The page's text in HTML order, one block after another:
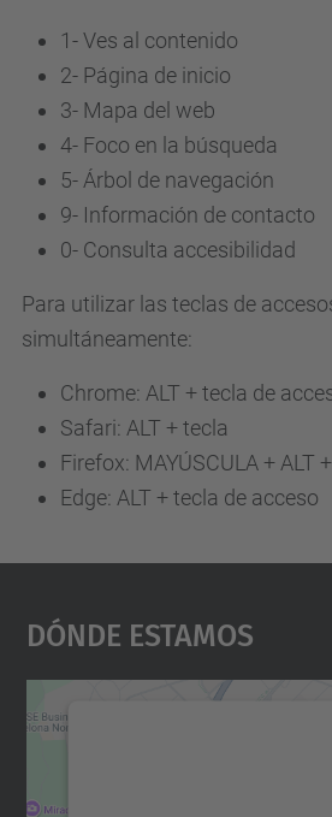
1- Ves al contenido
2- Página de inicio
3- Mapa del web
4- Foco en la búsqueda
5- Árbol de navegación
9- Información de contacto
0- Consulta accesibilidad
Para utilizar las teclas de
simultáneamente:
Chrome: ALT + tecla de
Safari: ALT + tecla
Firefox: MAYÚSCULA + ALT
Edge: ALT + tecla de acceso
Dónde Estamos